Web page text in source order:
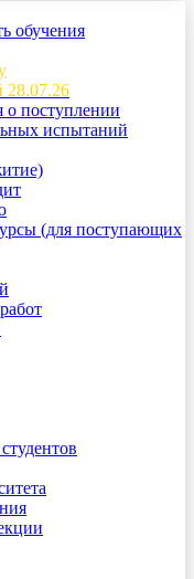
обучения
28.07.26
поступлении
испытаний
(для поступающих